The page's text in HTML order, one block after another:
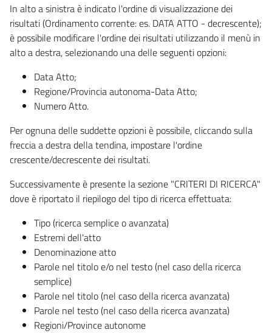
In alto a sinistra è indicato l'ordine di visualizzazione dei
risultati (Ordinamento corrente: es. DATA ATTO - decrescente);
è possibile modificare l'ordine dei risultati utilizzando il menù in
alto a destra, selezionando una delle seguenti opzioni:
Data Atto;
Regione/Provincia autonoma-Data Atto;
Numero Atto.
Per ognuna delle suddette opzioni è possibile, cliccando sulla
freccia a destra della tendina, impostare l'ordine
crescente/decrescente dei risultati.
Successivamente è presente la sezione "CRITERI DI RICERCA"
dove è riportato il riepilogo del tipo di ricerca effettuata:
Tipo (ricerca semplice o avanzata)
Estremi dell'atto
Denominazione atto
Parole nel titolo e/o nel testo (nel caso della ricerca
semplice)
Parole nel titolo (nel caso della ricerca avanzata)
Parole nel testo (nel caso della ricerca avanzata)
Regioni/Province autonome